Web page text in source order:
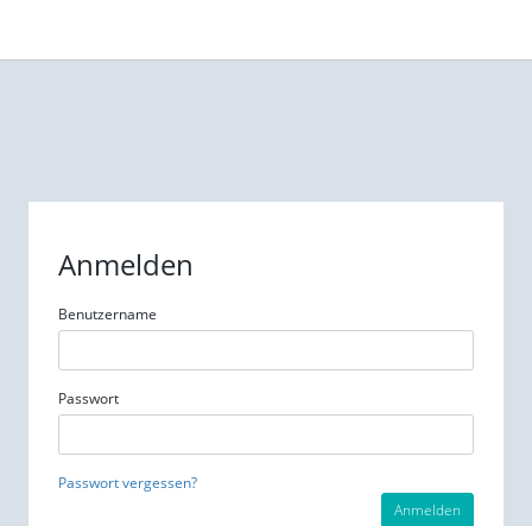
Anmelden
Benutzername
Passwort
Passwort vergessen?
Anmelden